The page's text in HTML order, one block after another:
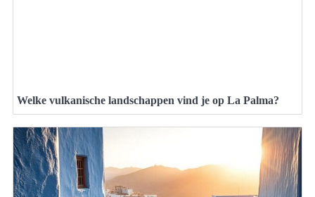
Welke vulkanische landschappen vind je op La Palma?